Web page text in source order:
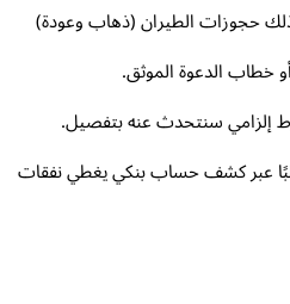
حجوزات الطيران (ذهاب وعودة)
الدعوة الموثق.
سنتحدث عنه بتفصيل.
عبر كشف حساب بنكي يغطي نفقات